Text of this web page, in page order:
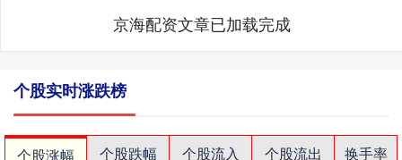
京海配资文章已加载完成
个股实时涨跌榜
个股涨幅 个股跌幅 个股流入 个股流出
换手率